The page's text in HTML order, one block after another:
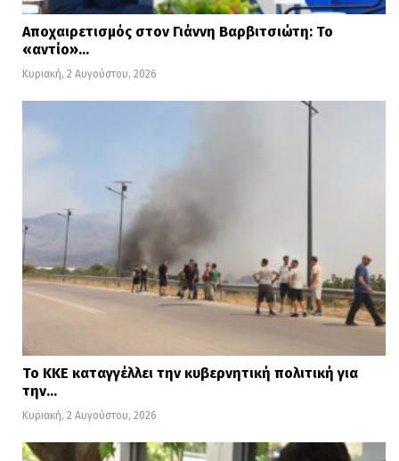
Αποχαιρετισμός στον Γιάννη Βαρβιτσιώτη: Το
«αντίο»…
Κυριακή, 2 Αυγούστου, 2026
Το ΚΚΕ καταγγέλλει την κυβερνητική πολιτική για
την…
Κυριακή, 2 Αυγούστου, 2026